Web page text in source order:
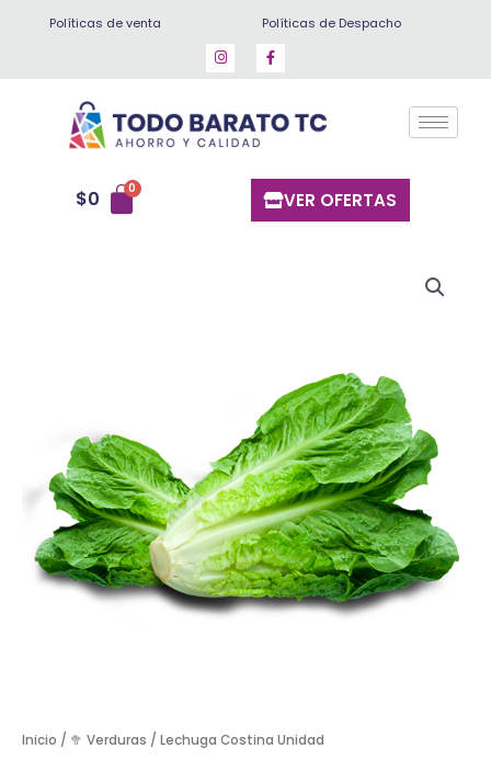
Políticas de venta Políticas de Despacho
$0 VER OFERTAS
Inicio / 🥦 Verduras / Lechuga Costina Unidad